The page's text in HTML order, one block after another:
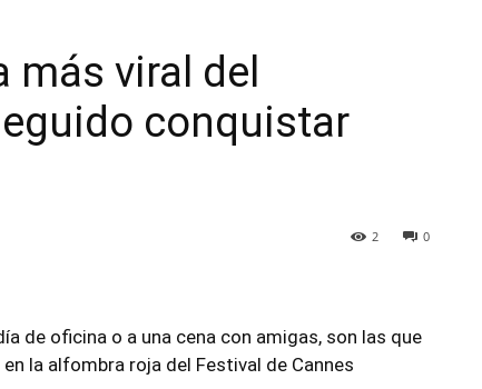
viral del
conquistar
0
2
de oficina o a una cena con amigas, son las que
la alfombra roja del Festival de Cannes